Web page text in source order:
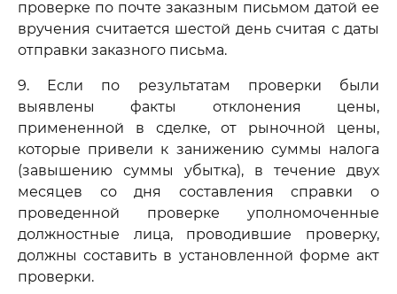
проверке по почте заказным письмом датой ее
вручения считается шестой день считая с даты
отправки заказного письма.
9. Если по результатам проверки были
выявлены факты отклонения цены,
примененной в сделке, от рыночной цены,
которые привели к занижению суммы налога
(завышению суммы убытка), в течение двух
месяцев со дня составления справки о
проведенной проверке уполномоченные
должностные лица, проводившие проверку,
должны составить в установленной форме акт
проверки.